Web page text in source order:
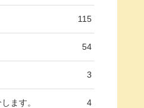
115
54
3
ます。 4